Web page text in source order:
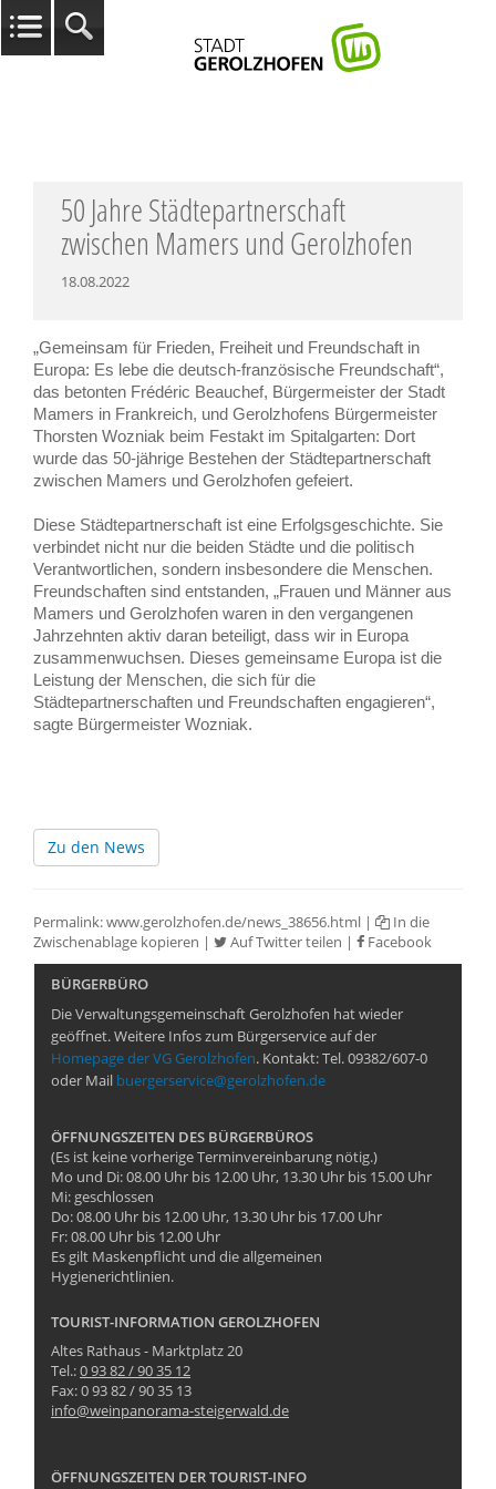
50 Jahre Städtepartnerschaft
zwischen Mamers und Gerolzhofen
18.08.2022
„Gemeinsam für Frieden, Freiheit und Freundschaft in
Europa: Es lebe die deutsch-französische Freundschaft“,
das betonten Frédéric Beauchef, Bürgermeister der Stadt
Mamers in Frankreich, und Gerolzhofens Bürgermeister
Thorsten Wozniak beim Festakt im Spitalgarten: Dort
wurde das 50-jährige Bestehen der Städtepartnerschaft
zwischen Mamers und Gerolzhofen gefeiert.
Diese Städtepartnerschaft ist eine Erfolgsgeschichte. Sie
verbindet nicht nur die beiden Städte und die politisch
Verantwortlichen, sondern insbesondere die Menschen.
Freundschaften sind entstanden, „Frauen und Männer aus
Mamers und Gerolzhofen waren in den vergangenen
Jahrzehnten aktiv daran beteiligt, dass wir in Europa
zusammenwuchsen. Dieses gemeinsame Europa ist die
Leistung der Menschen, die sich für die
Städtepartnerschaften und Freundschaften engagieren“,
sagte Bürgermeister Wozniak.
Zu den News
Permalink:www.gerolzhofen.de/news_38656.html |
In die
Zwischenablage kopieren | Auf Twitter teilen | Facebook
BÜRGERBÜRO
Die Verwaltungsgemeinschaft Gerolzhofen hat wieder
geöffnet. Weitere Infos zum Bürgerservice auf der
Homepage der VG Gerolzhofen. Kontakt: Tel. 09382/607-0
oder Mail buergerservice@gerolzhofen.de
ÖFFNUNGSZEITEN DES BÜRGERBÜROS
(Es ist keine vorherige Terminvereinbarung nötig.)
Mo und Di: 08.00 Uhr bis 12.00 Uhr, 13.30 Uhr bis 15.00 Uhr
Mi: geschlossen
Do: 08.00 Uhr bis 12.00 Uhr, 13.30 Uhr bis 17.00 Uhr
Fr: 08.00 Uhr bis 12.00 Uhr
Es gilt Maskenpflicht und die allgemeinen
Hygienerichtlinien.
TOURIST-INFORMATION GEROLZHOFEN
Altes Rathaus - Marktplatz 20
Tel.:0 93 82 / 90 35 12
Fax: 0 93 82 / 90 35 13
info@weinpanorama-steigerwald.de
ÖFFNUNGSZEITEN DER TOURIST-INFO